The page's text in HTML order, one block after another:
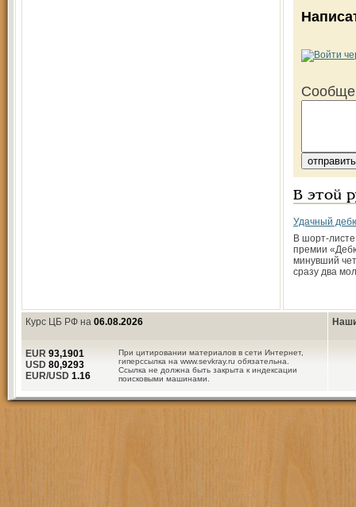
В этой
Удачный
В шорт-
премии
минувший
сразу два
Курс ЦБ РФ на 06.08.2026
При цитировании материалов в сети Интернет,
гиперссылка на www.sevkray.ru обязательна.
Ссылка не должна быть закрыта к индексации
поисковыми машинами.
EUR 93,1901
USD 80,9293
EUR/USD 1.16